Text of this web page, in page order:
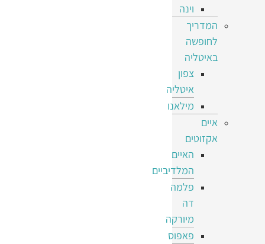
וינה
המדריך
לחופשה
באיטליה
צפון
איטליה
מילאנו
איים
אקזוטים
האיים
המלדיביים
פלמה
דה
מיורקה
פאפוס